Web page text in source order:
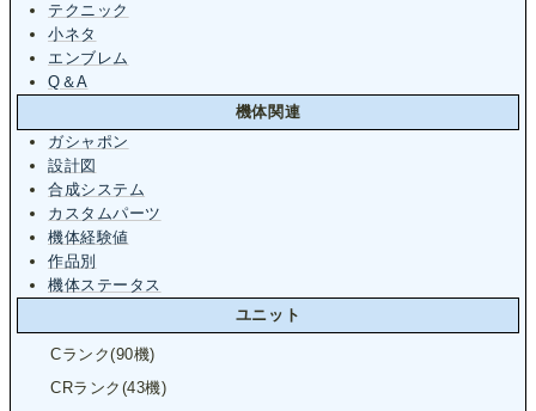
テクニック
小ネタ
エンブレム
Q＆A
機体関連
ガシャポン
設計図
合成システム
カスタムパーツ
機体経験値
作品別
機体ステータス
ユニット
Cランク(90機)
CRランク(43機)